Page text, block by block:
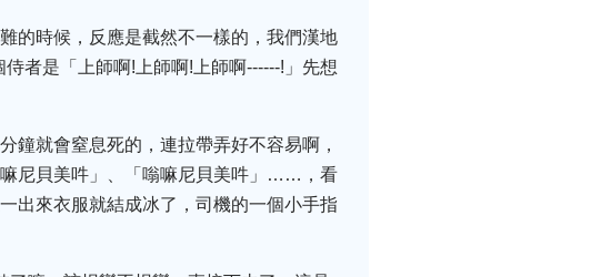
的時候，反應是截然不一樣的，我們漢地
者是「上師啊!上師啊!上師啊------!」先想
鐘就會窒息死的，連拉帶弄好不容易啊，
尼貝美吽」、「嗡嘛尼貝美吽」……，看
出來衣服就結成冰了，司機的一個小手指